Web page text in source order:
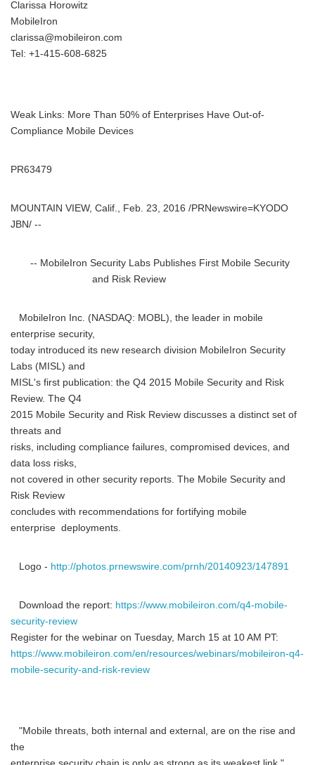
Clarissa Horowitz
MobileIron
clarissa@mobileiron.com
Tel: +1-415-608-6825
Weak Links: More Than 50% of Enterprises Have Out-of-
Compliance Mobile Devices
PR63479
MOUNTAIN VIEW, Calif., Feb. 23, 2016 /PRNewswire=KYODO
JBN/ --
-- MobileIron Security Labs Publishes First Mobile Security
and Risk Review
MobileIron Inc. (NASDAQ: MOBL), the leader in mobile
enterprise security,
today introduced its new research division MobileIron Security
Labs (MISL) and
MISL's first publication: the Q4 2015 Mobile Security and Risk
Review. The Q4
2015 Mobile Security and Risk Review discusses a distinct set of
threats and
risks, including compliance failures, compromised devices, and
data loss risks,
not covered in other security reports. The Mobile Security and
Risk Review
concludes with recommendations for fortifying mobile
enterprise deployments.
Logo - http://photos.prnewswire.com/prnh/20140923/147891
Download the report: https://www.mobileiron.com/q4-mobile-
security-review
Register for the webinar on Tuesday, March 15 at 10 AM PT:
https://www.mobileiron.com/en/resources/webinars/mobileiron-q4-
mobile-security-and-risk-review
"Mobile threats, both internal and external, are on the rise and
the